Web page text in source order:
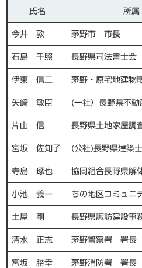
氏名 所属
今井 敦 茅野市 市長
石島 千照 長野県司法書士
伊東 信二 茅野・原宅地建物
矢崎 敏臣 (一社）長野県不
片山 信 長野県土地家屋調
宮坂 佐知子 (公社)長野県建築
寺島 琢也 協同組合長野県解
小池 義一 ちの地区コミュ
土屋 剛 長野県諏訪建設
清水 正志 茅野警察署 署長
宮坂 勝幸 茅野消防署 署長